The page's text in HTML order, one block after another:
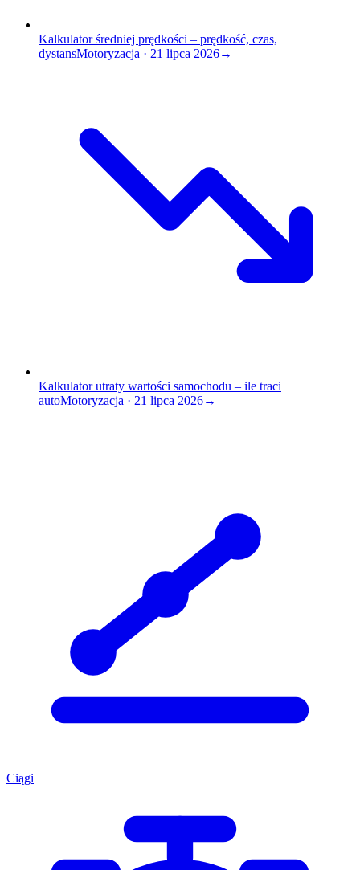
Kalkulator średniej prędkości – prędkość, czas,
dystansMotoryzacja · 21 lipca 2026→
Kalkulator utraty wartości samochodu – ile traci
autoMotoryzacja · 21 lipca 2026→
Ciągi